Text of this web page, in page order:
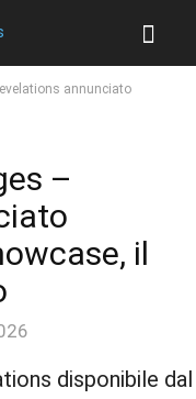
annunciato
–
il